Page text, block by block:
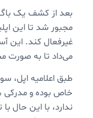
بعد از کشف یک باگ
مجبور شد تا این
غیرفعال کند. این
می‌داد تا به
طبق اعلامیه اپل،
خاص بوده و مدرکی
ندارد، با این حال